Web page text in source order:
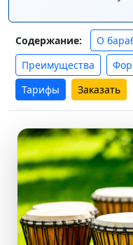
Содержание: О
Преимущества
Тарифы
Заказать